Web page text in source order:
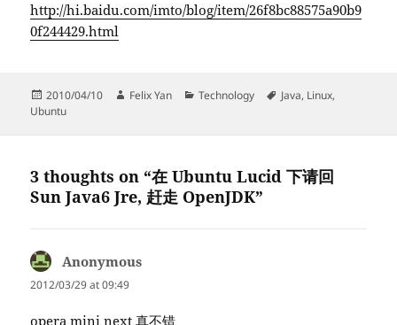
http://hi.baidu.com/imto/blog/item/26f8bc88575a90b9
0f244429.html
Posted
on
2010/04/10 Author
Felix Yan Categories
Technology Tags
Java, Linux,
Ubuntu
3 thoughts on “在 Ubuntu Lucid 下请回
Sun Java6 Jre, 赶走 OpenJDK”
Anonymous
2012/03/29 at 09:49
opera mini next 真不错